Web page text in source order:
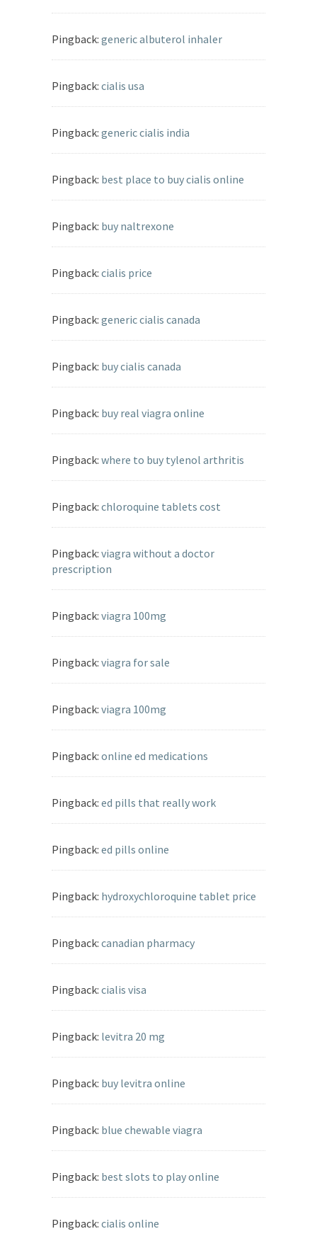
Pingback: generic albuterol inhaler
Pingback: cialis usa
Pingback: generic cialis india
Pingback: best place to buy cialis online
Pingback: buy naltrexone
Pingback: cialis price
Pingback: generic cialis canada
Pingback: buy cialis canada
Pingback: buy real viagra online
Pingback: where to buy tylenol arthritis
Pingback: chloroquine tablets cost
Pingback: viagra without a doctor
prescription
Pingback: viagra 100mg
Pingback: viagra for sale
Pingback: viagra 100mg
Pingback: online ed medications
Pingback: ed pills that really work
Pingback: ed pills online
Pingback: hydroxychloroquine tablet price
Pingback: canadian pharmacy
Pingback: cialis visa
Pingback: levitra 20 mg
Pingback: buy levitra online
Pingback: blue chewable viagra
Pingback: best slots to play online
Pingback: cialis online